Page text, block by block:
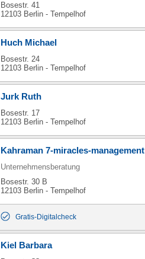
Bosestr. 41
12103 Berlin - Tempelhof
Huch Michael
Bosestr. 24
12103 Berlin - Tempelhof
Jurk Ruth
Bosestr. 17
12103 Berlin - Tempelhof
Kahraman 7-miracles-management
Unternehmensberatung
Bosestr. 30 B
12103 Berlin - Tempelhof
Gratis-Digitalcheck
Kiel Barbara